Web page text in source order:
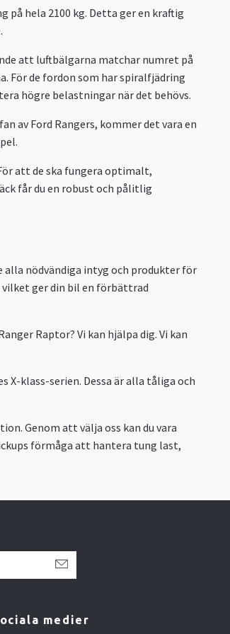
hela 2100 kg. Detta ger en kraftig
att luftbälgarna matchar numret på
För de fordon som har spiralfjädring
högre belastningar när det behövs.
av Ford Rangers, kommer det vara en
att de ska fungera optimalt,
får du en robust och pålitlig
alla nödvändiga intyg och produkter för
ger din bil en förbättrad
Raptor? Vi kan hjälpa dig. Vi kan
X-klass-serien. Dessa är alla tåliga och
Genom att välja oss kan du vara
förmåga att hantera tung last,
medier